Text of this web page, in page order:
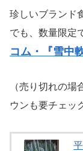
珍しいブランド
でも、数量限定
コム・『雪中
（売り切れの
ウンも要チェッ